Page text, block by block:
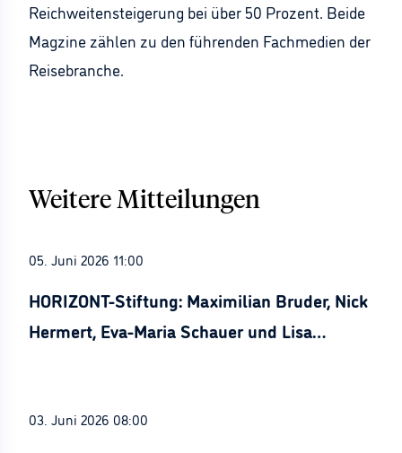
Reichweitensteigerung bei über 50 Prozent. Beide
Magzine zählen zu den führenden Fachmedien der
Reisebranche.
Weitere Mitteilungen
05. Juni 2026 11:00
HORIZONT-Stiftung: Maximilian Bruder, Nick
Hermert, Eva-Maria Schauer und Lisa
03. Juni 2026 08:00